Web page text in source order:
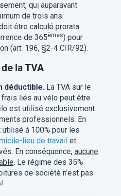
qui auparavant
de trois ans.
être calculé prorata
de 365èmes) pour
(art. 196, §2-4 CIR/92).
la TVA
déductible. La TVA sur le
liés au vélo peut être
est utilisé exclusivement
professionnels. En
à 100% pour les
lieu de travailet
En conséquence, aucune
. Le régime des 35%
de société n'est pas